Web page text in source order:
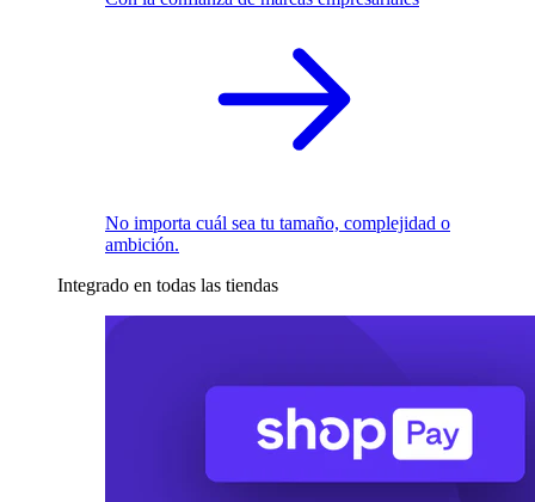
No importa cuál sea tu tamaño, complejidad o
ambición.
Integrado en todas las tiendas